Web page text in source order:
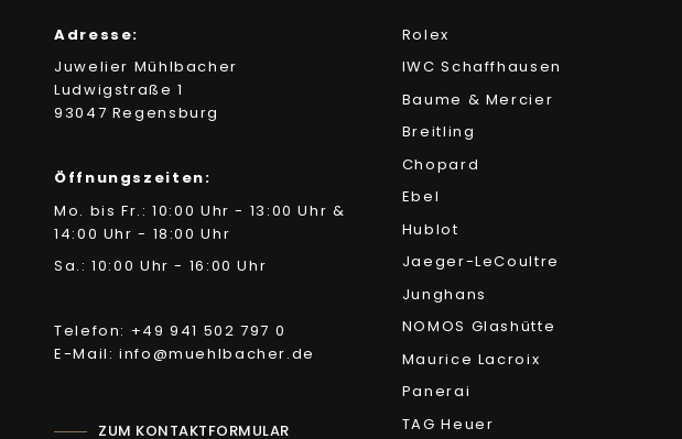
Adresse:
Juwelier Mühlbacher
Ludwigstraße 1
93047 Regensburg
Öffnungszeiten:
Mo. bis Fr.: 10:00 Uhr - 13:00 Uhr &
14:00 Uhr - 18:00 Uhr
Sa.: 10:00 Uhr - 16:00 Uhr
Telefon: +49 941 502 797 0
E-Mail: info@muehlbacher.de
ZUM KONTAKTFORMULAR
Rolex
IWC Schaffhausen
Baume & Mercier
Breitling
Chopard
Ebel
Hublot
Jaeger-LeCoultre
Junghans
NOMOS Glashütte
Maurice Lacroix
Panerai
TAG Heuer